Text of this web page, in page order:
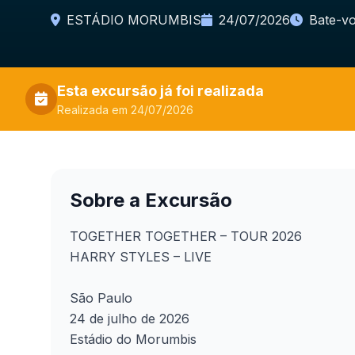
ESTÁDIO MORUMBIS 24/07/2026 Bate-
Esta excursão já foi realizada
Realizada em 24/07/2026
Sobre a Excursão
TOGETHER TOGETHER – TOUR 2026
HARRY STYLES – LIVE
São Paulo
24 de julho de 2026
Estádio do Morumbis